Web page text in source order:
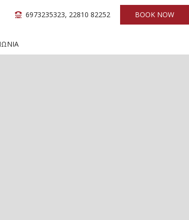
6973235323, 22810 82252 BOOK NOW